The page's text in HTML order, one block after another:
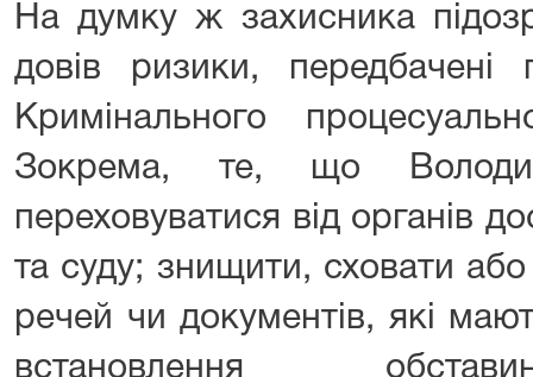
На думку ж захисника
довів ризики,
Кримінального
Зокрема, те, що
переховуватися від органів
та суду; знищити, сховати
речей чи документів, які
встановлення